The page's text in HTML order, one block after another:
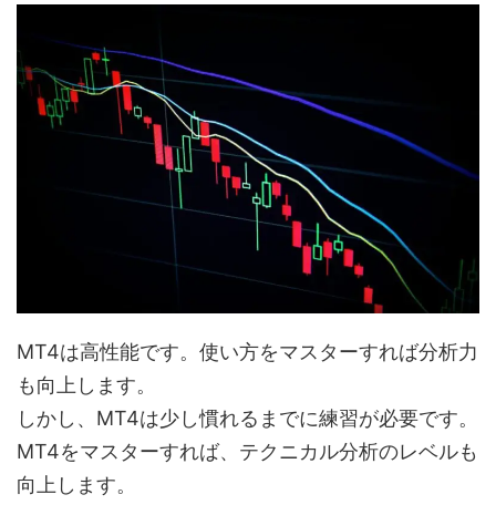
MT4は高性能です。使い方をマスターすれば分析力
も向上します。
しかし、MT4は少し慣れるまでに練習が必要です。
MT4をマスターすれば、テクニカル分析のレベルも
向上します。